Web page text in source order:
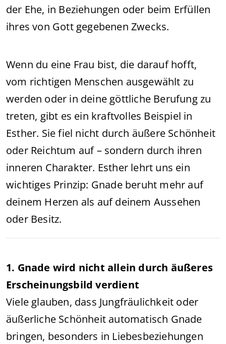
der Ehe, in Beziehungen oder beim Erfüllen
ihres von Gott gegebenen Zwecks.
Wenn du eine Frau bist, die darauf hofft,
vom richtigen Menschen ausgewählt zu
werden oder in deine göttliche Berufung zu
treten, gibt es ein kraftvolles Beispiel in
Esther. Sie fiel nicht durch äußere Schönheit
oder Reichtum auf – sondern durch ihren
inneren Charakter. Esther lehrt uns ein
wichtiges Prinzip: Gnade beruht mehr auf
deinem Herzen als auf deinem Aussehen
oder Besitz.
1. Gnade wird nicht allein durch äußeres
Erscheinungsbild verdient
Viele glauben, dass Jungfräulichkeit oder
äußerliche Schönheit automatisch Gnade
bringen, besonders in Liebesbeziehungen